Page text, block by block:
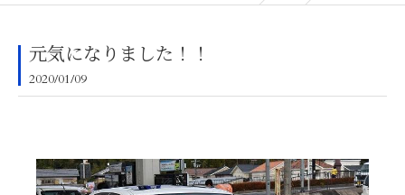
元気になりました！！
2020/01/09